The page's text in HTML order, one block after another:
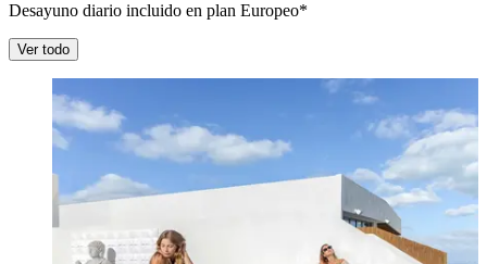
Desayuno diario incluido en plan Europeo*
Ver todo